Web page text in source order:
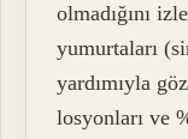
olmadığını
yumurtaları
yardımıyla
losyonları ve